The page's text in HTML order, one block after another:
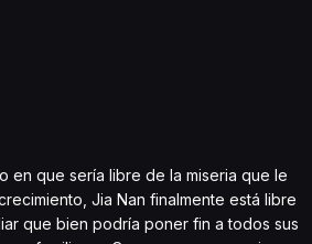
en que sería libre de la miseria que le
Jia Nan finalmente está libre
que bien podría poner fin a todos sus